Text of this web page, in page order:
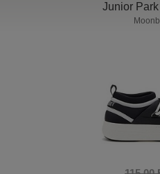
Junior